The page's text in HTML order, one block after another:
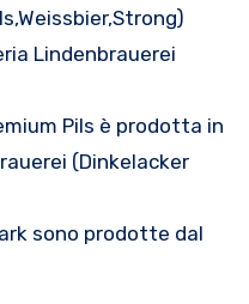
Lindenbrauerei
Pils è prodotta in
(Dinkelacker
sono prodotte dal